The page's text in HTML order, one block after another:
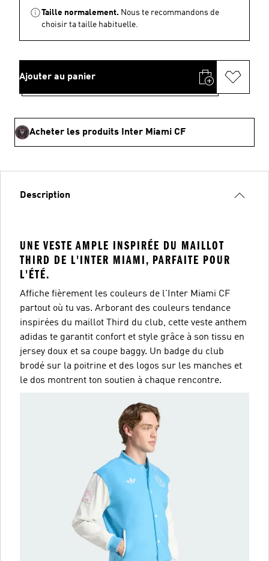
Taille normalement. Nous te recommandons de
choisir ta taille habituelle.
Ajouter au panier
Acheter les produits Inter Miami CF
Description
UNE VESTE AMPLE INSPIRÉE DU MAILLOT
THIRD DE L'INTER MIAMI, PARFAITE POUR
L'ÉTÉ.
Affiche fièrement les couleurs de l'Inter Miami CF
partout où tu vas. Arborant des couleurs tendance
inspirées du maillot Third du club, cette veste anthem
adidas te garantit confort et style grâce à son tissu en
jersey doux et sa coupe baggy. Un badge du club
brodé sur la poitrine et des logos sur les manches et
le dos montrent ton soutien à chaque rencontre.